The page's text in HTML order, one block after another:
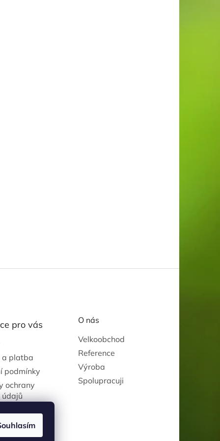
pro vás
a platba
podmínky
ochrany
údajů
O nás
Velkoobchod
Reference
Výroba
Spolupracuji